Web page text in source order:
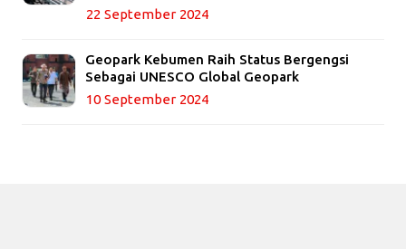
22 September 2024
Geopark Kebumen Raih Status Bergengsi
Sebagai UNESCO Global Geopark
10 September 2024